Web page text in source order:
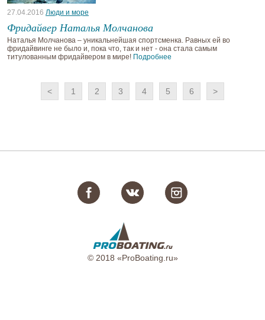
27.04.2016 Люди и море
Фридайвер Наталья Молчанова
Наталья Молчанова – уникальнейшая спортсменка. Равных ей во
фридайвинге не было и, пока что, так и нет - она стала самым
титулованным фридайвером в мире! Подробнее
< 1 2 3 4 5 6 >
© 2018 «ProBoating.ru»